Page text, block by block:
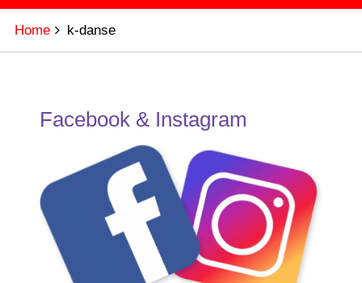
Home k-danse
Facebook & Instagram